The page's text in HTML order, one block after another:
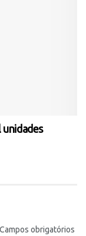
unidades
Campos obrigatórios